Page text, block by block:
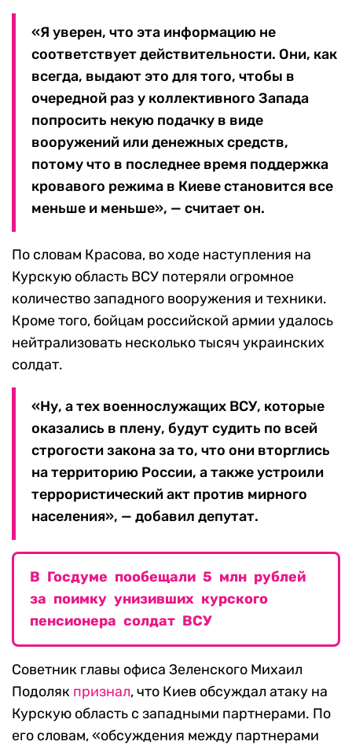
«Я уверен, что эта информацию не
соответствует действительности. Они, как
всегда, выдают это для того, чтобы в
очередной раз у коллективного Запада
попросить некую подачку в виде
вооружений или денежных средств,
потому что в последнее время поддержка
кровавого режима в Киеве становится все
меньше и меньше», — считает он.
По словам Красова, во ходе наступления на
Курскую область ВСУ потеряли огромное
количество западного вооружения и техники.
Кроме того, бойцам российской армии удалось
нейтрализовать несколько тысяч украинских
солдат.
«Ну, а тех военнослужащих ВСУ, которые
оказались в плену, будут судить по всей
строгости закона за то, что они вторглись
на территорию России, а также устроили
террористический акт против мирного
населения», — добавил депутат.
В Госдуме пообещали 5 млн рублей
за поимку унизивших курского
пенсионера солдат ВСУ
Советник главы офиса Зеленского Михаил
Подоляк признал, что Киев обсуждал атаку на
Курскую область с западными партнерами. По
его словам, «обсуждения между партнерами